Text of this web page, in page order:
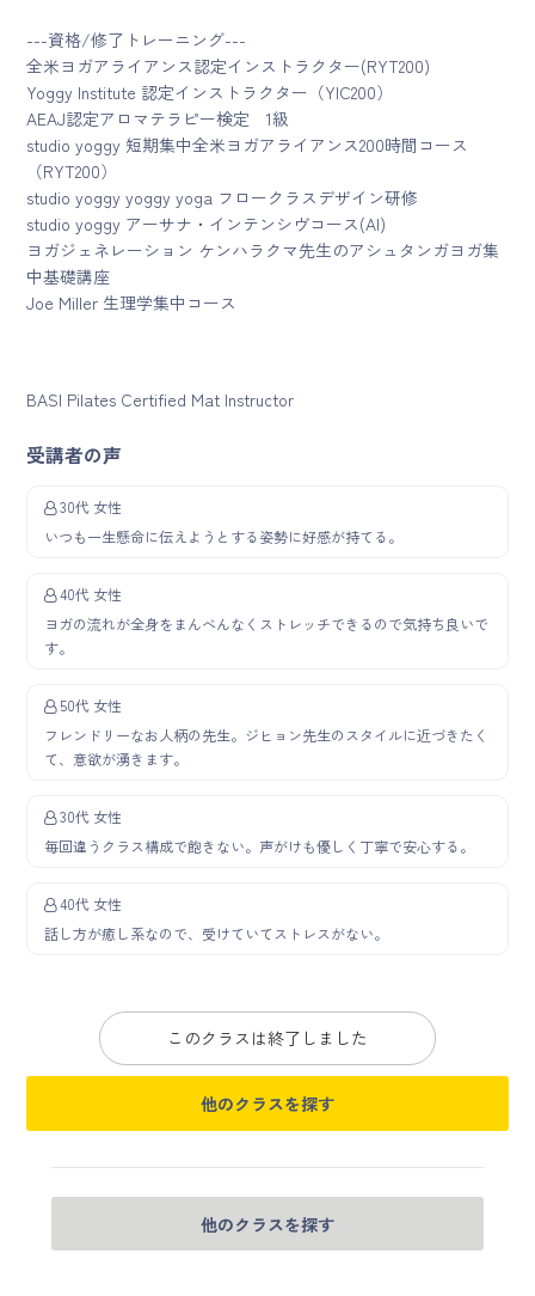
---資格/修了トレーニング---
全米ヨガアライアンス認定インストラクター(RYT200)
Yoggy Institute 認定インストラクター（YIC200）
AEAJ認定アロマテラピー検定 1級
studio yoggy 短期集中全米ヨガアライアンス200時間コース
（RYT200）
studio yoggy yoggy yoga フロークラスデザイン研修
studio yoggy アーサナ・インテンシヴコース(AI)
ヨガジェネレーション ケンハラクマ先生のアシュタンガヨガ集
中基礎講座
Joe Miller 生理学集中コース
BASI Pilates Certified Mat Instructor
受講者の声
30代 女性
いつも一生懸命に伝えようとする姿勢に好感が持てる。
40代 女性
ヨガの流れが全身をまんべんなくストレッチできるので気持ち良いで
す。
50代 女性
フレンドリーなお人柄の先生。ジヒョン先生のスタイルに近づきたく
て、意欲が湧きます。
30代 女性
毎回違うクラス構成で飽きない。声がけも優しく丁寧で安心する。
40代 女性
話し方が癒し系なので、受けていてストレスがない。
このクラスは終了しました
他のクラスを探す
他のクラスを探す